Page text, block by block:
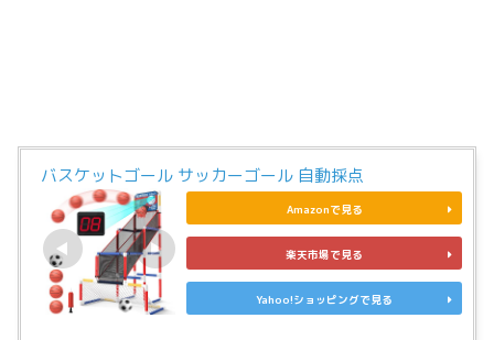
バスケットゴール サッカーゴール 自動採点
Amazonで見る
楽天市場で見る
Yahoo!ショッピングで見る